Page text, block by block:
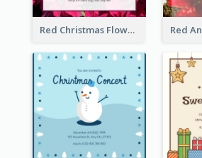
Red Christmas Flower Christmas Dinner Invitation